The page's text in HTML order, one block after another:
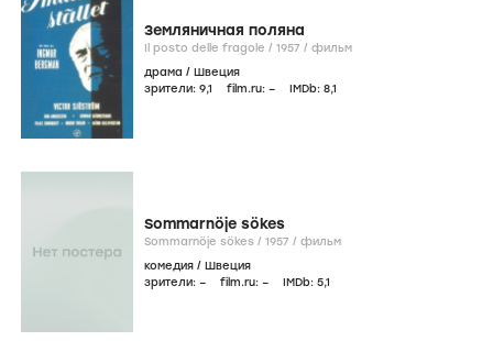
Земляничная поляна
Il posto delle fragole / 1957 / фильм
драма / Швеция
зрители: 9,1 film.ru: – IMDb: 8,1
Sommarnöje sökes
Sommarnöje sökes / 1957 / фильм
комедия / Швеция
зрители: – film.ru: – IMDb: 5,1